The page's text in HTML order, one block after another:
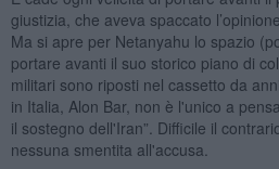
giustizia, che aveva spaccato
Ma si apre per Netanyahu lo spazio
portare avanti il suo storico piano di
militari sono riposti nel cassetto da
in Italia, Alon Bar, non è l'unico a
il sostegno dell'Iran”. Difficile il
nessuna smentita all'accusa.